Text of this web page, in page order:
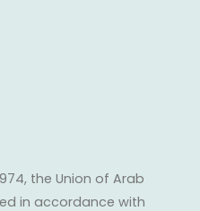
the Union of Arab
in accordance with